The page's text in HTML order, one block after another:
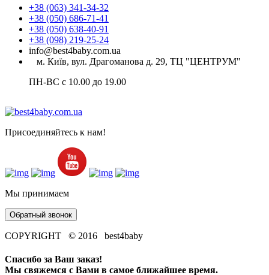
+38 (063) 341-34-32
+38 (050) 686-71-41
+38 (050) 638-40-91
+38 (098) 219-25-24
info@best4baby.com.ua
м. Київ, вул. Драгоманова д. 29, ТЦ "ЦЕНТРУМ"
ПН-ВС с 10.00 до 19.00
Присоединяйтесь к нам!
Мы принимаем
Обратный звонок
COPYRIGHT © 2016 best4baby
Спасибо за Ваш заказ!
Мы свяжемся с Вами в самое ближайшее время.